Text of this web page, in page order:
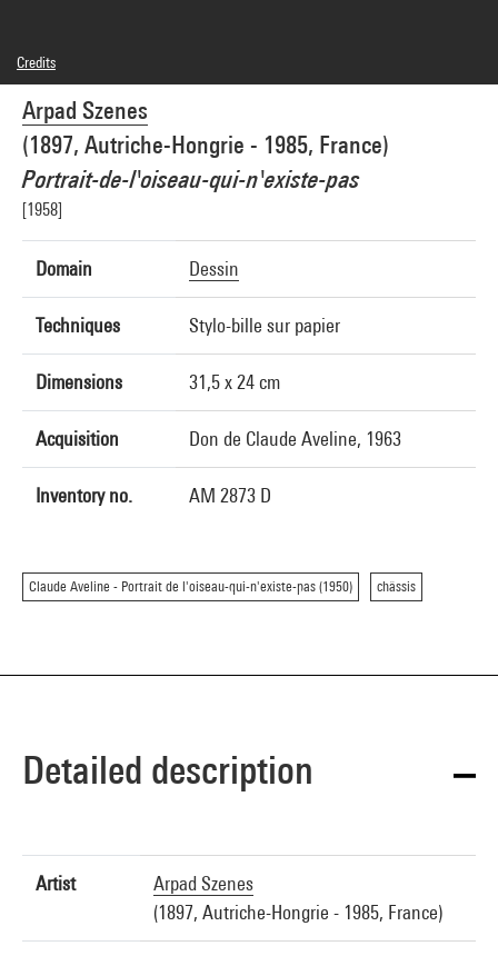
Arpad Szenes
(1897, Autriche-Hongrie - 1985, France)
Portrait-de-l'oiseau-qui-n'existe-pas
[1958]
Domain Dessin
Techniques Stylo-bille sur papier
Dimensions 31,5 x 24 cm
Acquisition Don de Claude Aveline, 1963
Inventory no. AM 2873 D
Claude Aveline - Portrait de l'oiseau-qui-n'existe-pas (1950) châssis
Credits
© Adagp, Paris
Photo credits : Réunion des Musées Nationaux/Agence photographique de la
Réunion des Musées Nationaux/Dist. GrandPalaisRmn
Image reference : 1A21653 [70 DN 2045]
Detailed description
Artist
Arpad Szenes
(1897, Autriche-Hongrie - 1985, France)